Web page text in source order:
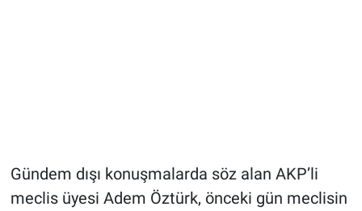
Gündem dışı konuşmalarda söz alan AKP’li
meclis üyesi Adem Öztürk, önceki gün meclisin